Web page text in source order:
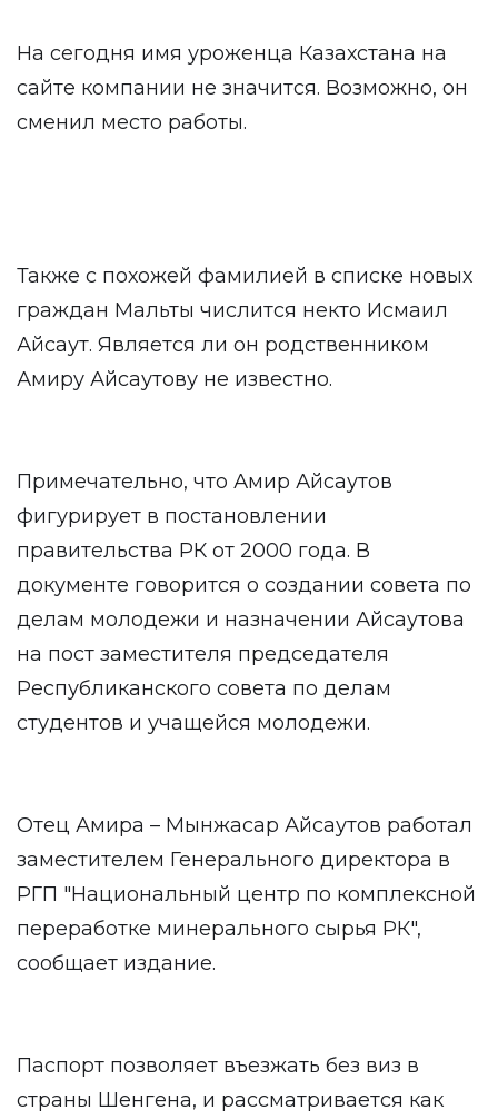
На сегодня имя уроженца Казахстана на
сайте компании не значится. Возможно, он
сменил место работы.
Также с похожей фамилией в списке новых
граждан Мальты числится некто Исмаил
Айсаут. Является ли он родственником
Амиру Айсаутову не известно.
Примечательно, что Амир Айсаутов
фигурирует в постановлении
правительства РК от 2000 года. В
документе говорится о создании совета по
делам молодежи и назначении Айсаутова
на пост заместителя председателя
Республиканского совета по делам
студентов и учащейся молодежи.
Отец Амира – Мынжасар Айсаутов работал
заместителем Генерального директора в
РГП "Национальный центр по комплексной
переработке минерального сырья РК",
сообщает издание.
Паспорт позволяет въезжать без виз в
страны Шенгена, и рассматривается как